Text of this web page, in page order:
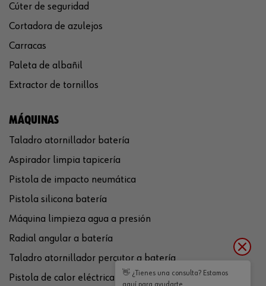
Cúter de seguridad
Cortadora de azulejos
Carracas
Paleta de albañil
Extractor de tornillos
MÁQUINAS
Taladro atornillador batería
Aspirador limpia tapicería
Pistola de impacto neumática
Pistola silicona batería
Máquina limpieza agua a presión
Radial angular a batería
Taladro atornillador percutor a batería
Pistola de calor eléctrica
👋 ¿Tienes una consulta? Estamos